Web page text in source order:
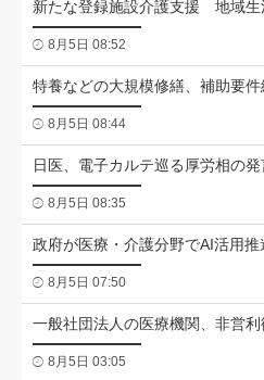
新たな登録施設介護支援 地域生
8月5日 08:52
特養などの大規模修繕、補助要
8月5日 08:44
日医、電子カルテ巡る厚労相の
8月5日 08:35
政府が医療・介護分野でAI活用推
8月5日 07:50
一般社団法人の医療機関、非営
8月5日 03:05